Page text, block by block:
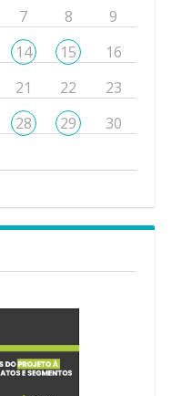
7 8
9
14 15
16
21 22
23
28 29
30